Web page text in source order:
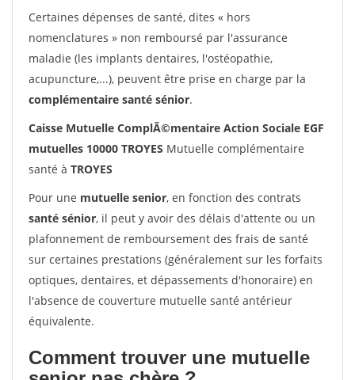
Certaines dépenses de santé, dites « hors
nomenclatures » non remboursé par l'assurance
maladie (les implants dentaires, l'ostéopathie,
acupuncture,...), peuvent être prise en charge par la
complémentaire santé sénior.
Caisse Mutuelle ComplÃ©mentaire Action Sociale EGF
mutuelles 10000 TROYES Mutuelle complémentaire
santé à TROYES
Pour une mutuelle senior, en fonction des contrats
santé sénior, il peut y avoir des délais d'attente ou un
plafonnement de remboursement des frais de santé
sur certaines prestations (généralement sur les forfaits
optiques, dentaires, et dépassements d'honoraire) en
l'absence de couverture mutuelle santé antérieur
équivalente.
Comment trouver une mutuelle